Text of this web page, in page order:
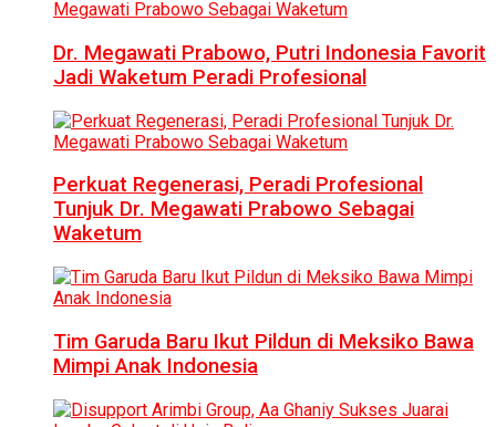
Dr. Megawati Prabowo, Putri Indonesia Favorit
Jadi Waketum Peradi Profesional
Perkuat Regenerasi, Peradi Profesional
Tunjuk Dr. Megawati Prabowo Sebagai
Waketum
Tim Garuda Baru Ikut Pildun di Meksiko Bawa
Mimpi Anak Indonesia